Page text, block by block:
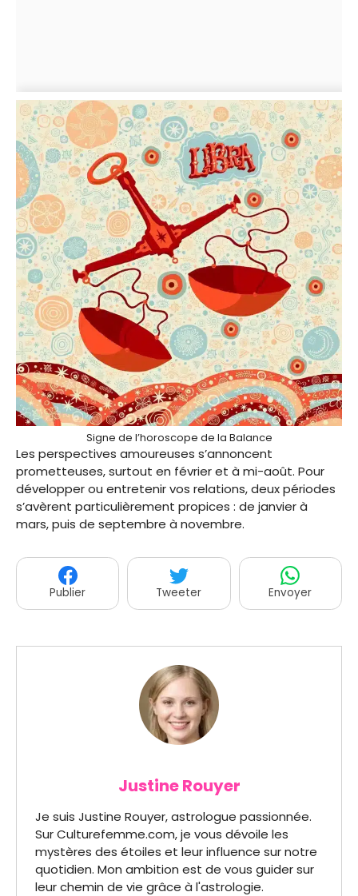
Signe de l’horoscope de la Balance
Les perspectives amoureuses s’annoncent
prometteuses, surtout en février et à mi-août. Pour
développer ou entretenir vos relations, deux périodes
s’avèrent particulièrement propices : de janvier à
mars, puis de septembre à novembre.
Publier Tweeter Envoyer
Justine Rouyer
Je suis Justine Rouyer, astrologue passionnée.
Sur Culturefemme.com, je vous dévoile les
mystères des étoiles et leur influence sur notre
quotidien. Mon ambition est de vous guider sur
leur chemin de vie grâce à l'astrologie.